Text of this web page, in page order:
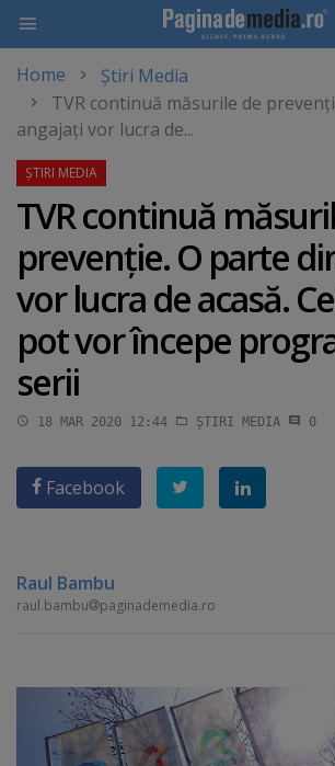
main
content
Home
Știri Media
TVR continuă măsurile de
angajaţi vor lucra de...
TVR continuă
prevenţie. O parte
vor lucra de acasă.
pot vor începe
serii
18 MAR 2020 12:44 ȘTIRI MEDIA 0
Facebook
Raul Bambu
raul.bambu paginademedia.ro